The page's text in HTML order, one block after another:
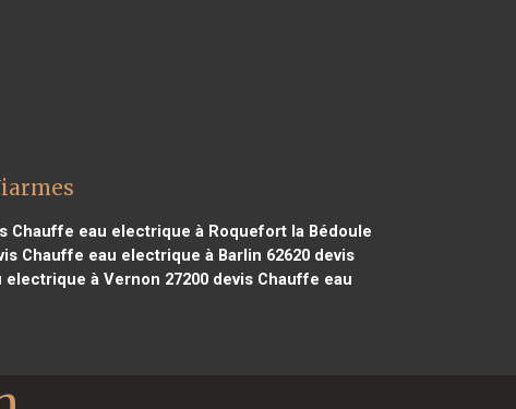
Chauffe eau electrique à Roquefort la Bédoule
Chauffe eau electrique à Barlin 62620devis
electrique à Vernon 27200 devis Chauffe eau